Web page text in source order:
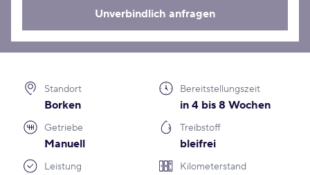
Unverbindlich anfragen
Standort
Borken
Bereitstellungszeit
in 4 bis 8 Wochen
Getriebe
Manuell
Treibstoff
bleifrei
Leistung Kilometerstand